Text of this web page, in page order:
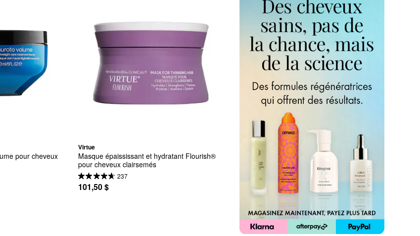
pour cheveux
Virtue
Masque épaississant et hydratant Flourish®
pour cheveux clairsemés
237
101,50 $